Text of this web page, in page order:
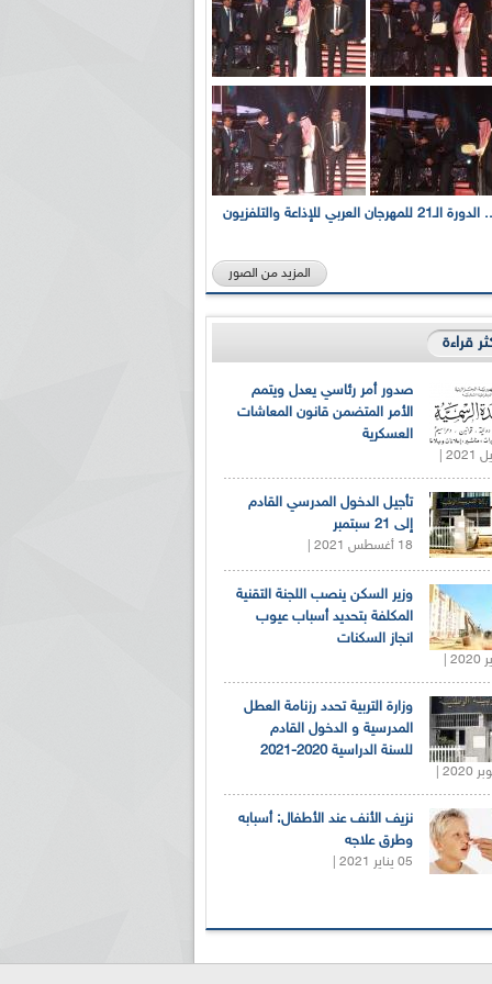
بالصور... الدورة الـ21 للمهرجان العربي للإذاعة والتلفزيون
المزيد من الصور
قراءة
صدور أمر رئاسي يعدل ويتمم
الأمر المتضمن قانون المعاشات
العسكرية
تأجيل الدخول المدرسي القادم
إلى 21 سبتمبر
18 أغسطس 2021 |
وزير السكن ينصب اللجنة التقنية
المكلفة بتحديد أسباب عيوب
انجاز السكنات
وزارة التربية تحدد رزنامة العطل
المدرسية و الدخول القادم
للسنة الدراسية 2020-2021
نزيف الأنف عند الأطفال: أسبابه
وطرق علاجه
05 يناير 2021 |